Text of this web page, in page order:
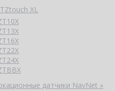
XL
датчики NavNet »